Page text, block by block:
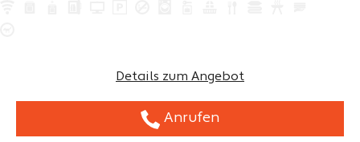
Details zum Angebot
Anrufen